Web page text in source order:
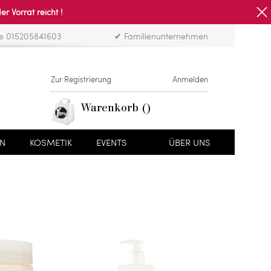
Vorrat reicht !
015205841603 ✔ Familienunternehmen
Zur Registrierung Anmelden
Warenkorb
KOSMETIK EVENTS ÜBER UNS